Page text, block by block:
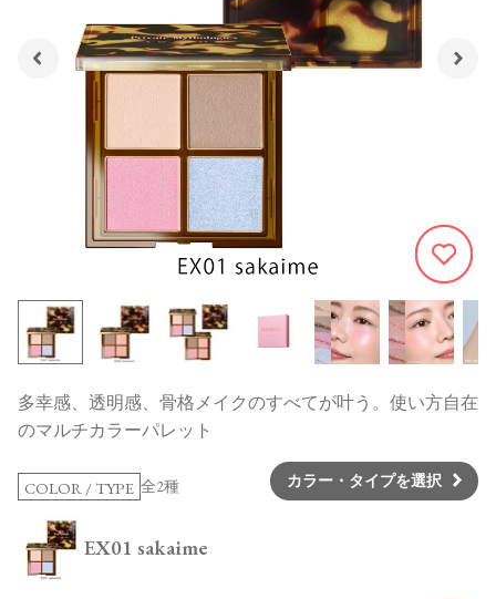
335
多幸感、透明感、骨格メイクのすべてが叶う。使い方自在
のマルチカラーパレット
COLOR / TYPE 全2種 カラー・タイプを選択
EX01 sakaime